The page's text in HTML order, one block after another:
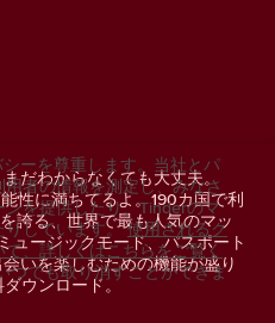
だわからなくても大丈夫。
性に満ちてるよ。190カ国で利
誇る、世界で最も人気のマッ
ュージックモード、パスポート
いを楽しむための機能が盛り
ウンロード。
ーを尊重します。当社とパ
者の情報を測定し、みなさ
を提供したり、Tinderのマ
しています。 使用されるク
、詳しくはこちらをご覧く
つでも取り消すことができま